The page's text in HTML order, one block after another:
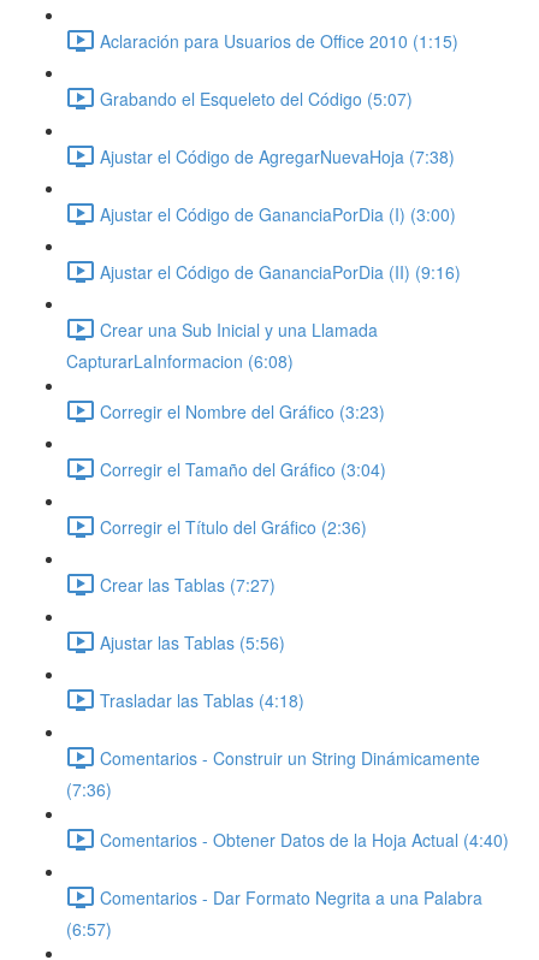
Aclaración para Usuarios de Office 2010 (1:15)
Grabando el Esqueleto del Código (5:07)
Ajustar el Código de AgregarNuevaHoja (7:38)
Ajustar el Código de GananciaPorDia (I) (3:00)
Ajustar el Código de GananciaPorDia (II) (9:16)
Crear una Sub Inicial y una Llamada
CapturarLaInformacion (6:08)
Corregir el Nombre del Gráfico (3:23)
Corregir el Tamaño del Gráfico (3:04)
Corregir el Título del Gráfico (2:36)
Crear las Tablas (7:27)
Ajustar las Tablas (5:56)
Trasladar las Tablas (4:18)
Comentarios - Construir un String Dinámicamente
(7:36)
Comentarios - Obtener Datos de la Hoja Actual (4:40)
Comentarios - Dar Formato Negrita a una Palabra
(6:57)